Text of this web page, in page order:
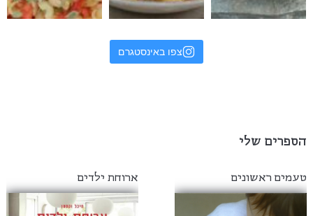
צפו באינסטגרם
הספרים שלי
טעמים ראשונים ארוחת ילדים